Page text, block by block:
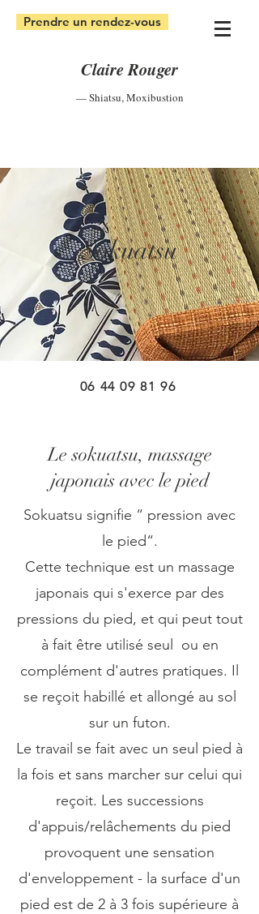
Prendre un rendez-vous
Claire Rouger
— Shiatsu,Moxibustion
Sokuatsu
06 44 09 81 96
Le sokuatsu, massage
japonais avec le pied
Sokuatsu signifie “ pression avec
le pied“.
Cette technique est un massage
japonais qui s'exerce par des
pressions du pied, et qui peut tout
à fait être utilisé seul ou en
complément d'autres pratiques. Il
se reçoit habillé et allongé au sol
sur un futon.
Le travail se fait avec un seul pied à
la fois et sans marcher sur celui qui
reçoit. Les successions
d'appuis/relâchements du pied
provoquent une sensation
d'enveloppement - la surface d'un
pied est de 2 à 3 fois supérieure à